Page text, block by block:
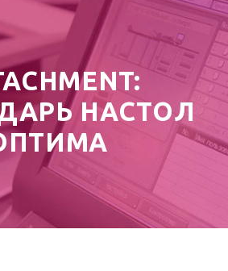
НАСТОЛ